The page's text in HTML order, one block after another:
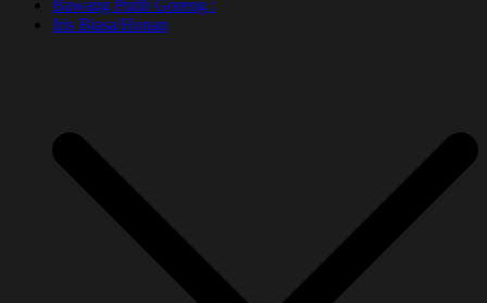
Bawang Putih Goreng :
Iris Biasa/Honan